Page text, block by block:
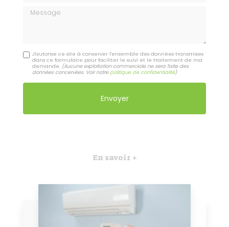
Message
J'autorise ce site à conserver l'ensemble des données transmises
dans ce formulaire pour faciliter le suivi et le traitement de ma
demande. (Aucune exploitation commerciale ne sera faite des
données concervées. Voir notre politique de confidentialité)
En savoir +